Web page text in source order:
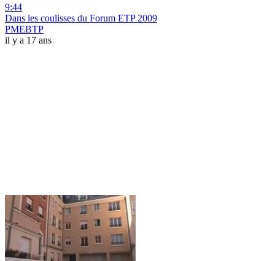
9:44
Dans les coulisses du Forum ETP 2009
PMEBTP
il y a 17 ans